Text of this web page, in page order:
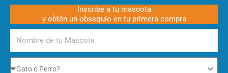
Inscribe a tu mascota
y obtén un obsequio en tu primera compra
de
tu
Mascota